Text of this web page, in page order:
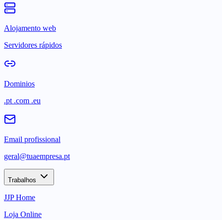
Alojamento web
Servidores rápidos
Dominios
.pt .com .eu
Email profissional
geral@tuaempresa.pt
Trabalhos
JJP Home
Loja Online